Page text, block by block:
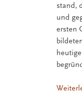
stand,
und
ersten